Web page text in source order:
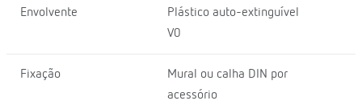
Envolvente
Plástico auto-extinguível
V0
Fixação
Mural ou calha DIN por
acessório